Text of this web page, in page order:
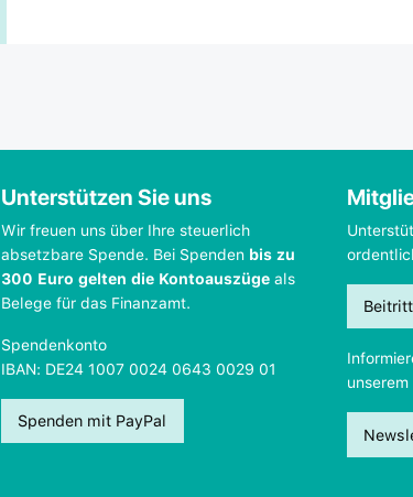
Unterstützen Sie uns
Wir freuen uns über Ihre steuerlich
absetzbare Spende. Bei Spenden bis zu
300 Euro gelten die Kontoauszüge als
Belege für das Finanzamt.
Spendenkonto
IBAN: DE24 1007 0024 0643 0029 01
Spenden mit PayPal